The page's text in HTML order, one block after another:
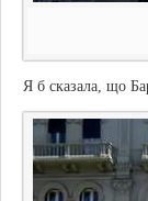
Я б сказала, що